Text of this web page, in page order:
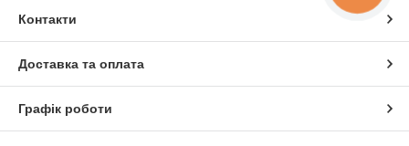
Контакти
Доставка та оплата
Графік роботи